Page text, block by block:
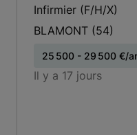
Infirmier (F/H/X)
BLAMONT (54)
25 500 - 29 500 €/
Il y a 17 jours